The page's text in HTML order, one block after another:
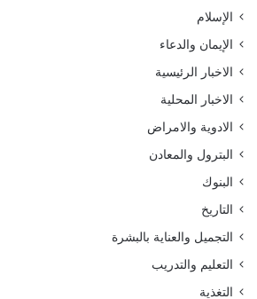
الإسلام
الإيمان والدعاء
الاخبار الرئيسية
الاخبار المحلية
الادوية والامراض
البترول والمعادن
البنوك
التاريخ
التجميل والعناية بالبشرة
التعليم والتدريب
التغذية